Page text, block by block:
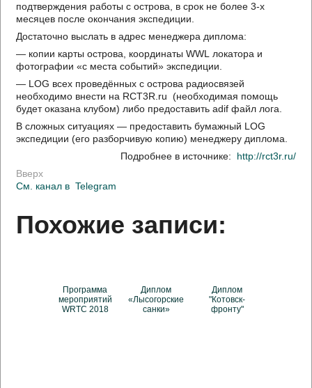
подтверждения работы с острова, в срок не более 3-х
месяцев после окончания экспедиции.
Достаточно выслать в адрес менеджера диплома:
— копии карты острова, координаты WWL локатора и
фотографии «с места событий» экспедиции.
— LOG всех проведённых c острова радиосвязей
необходимо внести на RCT3R.ru (необходимая помощь
будет оказана клубом) либо предоставить adif файл лога.
В сложных ситуациях — предоставить бумажный LOG
экспедиции (его разборчивую копию) менеджеру диплома.
Подробнее в источнике: http://rct3r.ru/
Вверх
См. канал в Telegram
Похожие записи:
Программа
мероприятий
WRTC 2018
Диплом
«Лысогорские
санки»
Диплом
"Котовск-
фронту"